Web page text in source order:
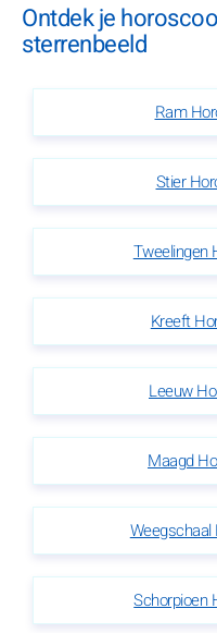
Ontdek je
sterrenbeeld
Ram
Stier
Tweelingen
Kreeft
Leeuw
Maagd
Weegschaal
Schorpioen